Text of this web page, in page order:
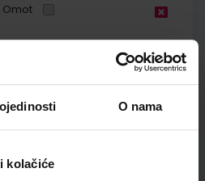
O nama
kolačiće
Omot
za sedmi razred
Miljenko Hajdarović
Registarski broj ministarstva:6936